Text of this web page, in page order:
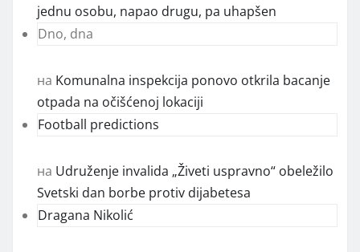
jednu osobu, napao drugu, pa uhapšen
Dno, dna
на Komunalna inspekcija ponovo otkrila bacanje
otpada na očišćenoj lokaciji
Football predictions
на Udruženje invalida „Živeti uspravno“ obeležilo
Svetski dan borbe protiv dijabetesa
Dragana Nikolić